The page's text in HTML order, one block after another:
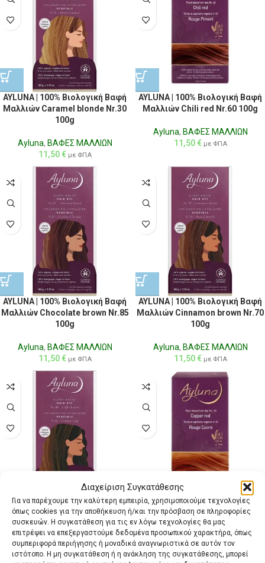
Διαχείριση Συγκατάθεσης
Για να παρέχουμε την καλύτερη εμπειρία, χρησιμοποιούμε τεχνολογίες
όπως cookies για την αποθήκευση ή/και την πρόσβαση σε πληροφορίες
συσκευών. Η συγκατάθεση για τις εν λόγω τεχνολογίες θα μας
επιτρέψει να επεξεργαστούμε δεδομένα προσωπικού χαρακτήρα, όπως
συμπεριφορά περιήγησης ή μοναδικά αναγνωριστικά σε αυτόν τον
ιστότοπο. Η μη συγκατάθεση ή η ανάκληση της συγκατάθεσης, μπορεί
AYLUNA | 100% Βιολογική Βαφή
Μαλλιών Caramel blonde Nr.30
100g
Ayluna, ΒΑΦΕΣ ΜΑΛΛΙΩΝ
11,50€ με ΦΠΑ
AYLUNA | 100% Βιολογική Βαφή
Μαλλιών Chili red Nr.60 100g
Ayluna, ΒΑΦΕΣ ΜΑΛΛΙΩΝ
11,50€ με ΦΠΑ
AYLUNA | 100% Βιολογική Βαφή
Μαλλιών Chocolate brown Nr.85
100g
Ayluna, ΒΑΦΕΣ ΜΑΛΛΙΩΝ
11,50€ με ΦΠΑ
AYLUNA | 100% Βιολογική Βαφή
Μαλλιών Cinnamon brown Nr.70
100g
Ayluna, ΒΑΦΕΣ ΜΑΛΛΙΩΝ
11,50€ με ΦΠΑ
AYLUNA | 100% Βιολογική Βαφή
Μαλλιών Coffee brown Nr.80
100g
Ayluna ,ΒΑΦΕΣ ΜΑΛΛΙΩΝ
AYLUNA | 100% Βιολογική Βαφή
Μαλλιών Copper red Nr.40 100g
Ayluna,ΒΑΦΕΣ ΜΑΛΛΙΩΝ
11,50€ με ΦΠΑ